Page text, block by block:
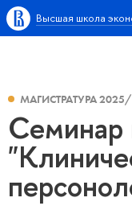
Высшая школа
МАГИСТРАТУРА
Семинар